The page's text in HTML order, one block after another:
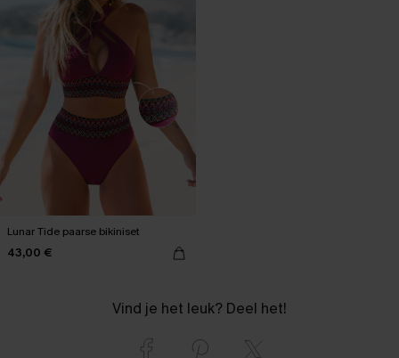
Lunar Tide paarse bikiniset
43,00 €
Vind je het leuk? Deel het!